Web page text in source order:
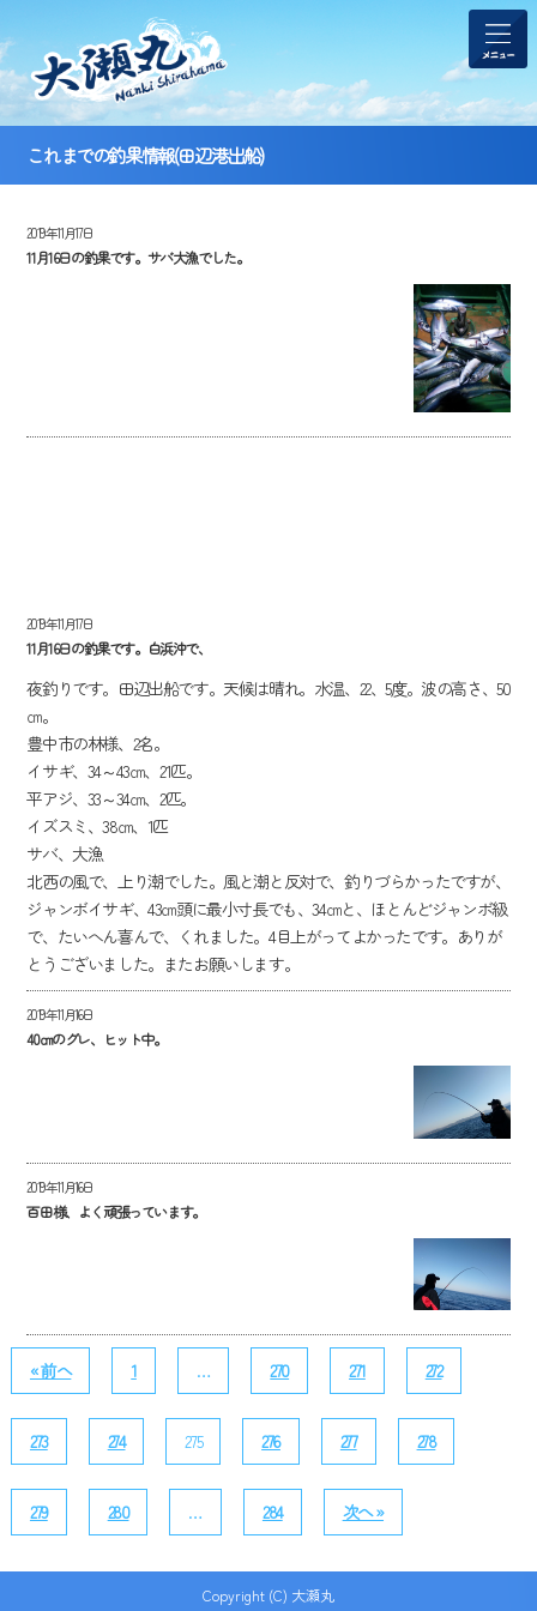
これまでの釣果情報(田辺港出船)
2019年11月17日
11月16日の釣果です。サバ大漁でした。
2019年11月17日
11月16日の釣果です。白浜沖で、
夜釣りです。田辺出船です。天候は晴れ。水温、22、5度。波の高さ、50
㎝。
豊中市の林様、2名。
イサギ、34～43㎝、21匹。
平アジ、33～34㎝、2匹。
イズスミ、38㎝、1匹
サバ、大漁
北西の風で、上り潮でした。風と潮と反対で、釣りづらかったですが、
ジャンボイサギ、43㎝頭に最小寸長でも、34㎝と、ほとんどジャンボ級
で、たいへん喜んで、くれました。4目上がってよかったです。ありが
とうございました。またお願いします。
2019年11月16日
40㎝のグレ、ヒット中。
2019年11月16日
百田様、よく頑張っています。
« 前へ 1 … 270 271 272
273 274 275 276 277 278
279 280 … 284 次へ »
Copyright (C) 大瀬丸